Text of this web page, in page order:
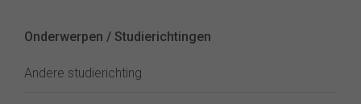
Onderwerpen / Studierichtingen
Andere studierichting